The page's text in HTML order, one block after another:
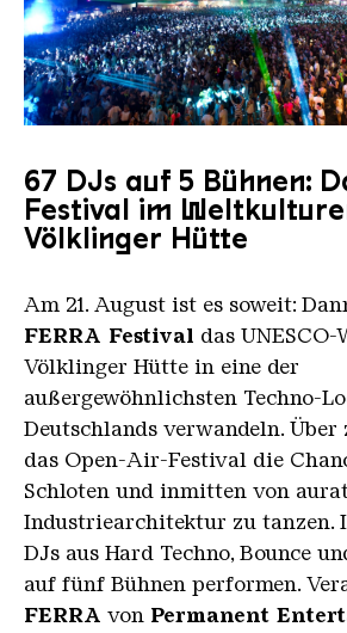
emagnetic 0715 8
Copyright: © Iris Maria Maurer
67 DJs auf 5 Bühnen:
Festival im
Völklinger Hütte
Am 21. August ist es soweit:
FERRA Festival das
Völklinger Hütte in eine der
außergewöhnlichsten Techno-
Deutschlands verwandeln. Über
das Open-Air-Festival die
Schloten und inmitten von
Industriearchitektur zu tanzen.
DJs aus Hard Techno, Bounce
auf fünf Bühnen performen.
FERRA von Permanent